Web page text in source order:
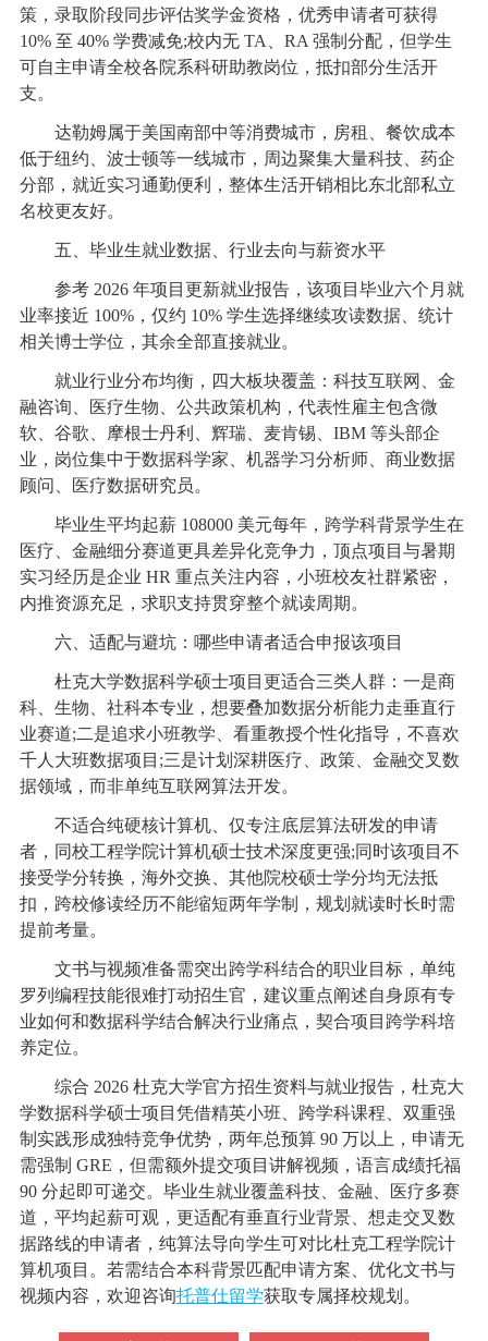
策，录取阶段同步评估奖学金资格，优秀申请者可获得
10% 至 40% 学费减免;校内无 TA、RA 强制分配，但学生
可自主申请全校各院系科研助教岗位，抵扣部分生活开
支。
达勒姆属于美国南部中等消费城市，房租、餐饮成本
低于纽约、波士顿等一线城市，周边聚集大量科技、药企
分部，就近实习通勤便利，整体生活开销相比东北部私立
名校更友好。
五、毕业生就业数据、行业去向与薪资水平
参考 2026 年项目更新就业报告，该项目毕业六个月就
业率接近 100%，仅约 10% 学生选择继续攻读数据、统计
相关博士学位，其余全部直接就业。
就业行业分布均衡，四大板块覆盖：科技互联网、金
融咨询、医疗生物、公共政策机构，代表性雇主包含微
软、谷歌、摩根士丹利、辉瑞、麦肯锡、IBM 等头部企
业，岗位集中于数据科学家、机器学习分析师、商业数据
顾问、医疗数据研究员。
毕业生平均起薪 108000 美元每年，跨学科背景学生在
医疗、金融细分赛道更具差异化竞争力，顶点项目与暑期
实习经历是企业 HR 重点关注内容，小班校友社群紧密，
内推资源充足，求职支持贯穿整个就读周期。
六、适配与避坑：哪些申请者适合申报该项目
杜克大学数据科学硕士项目更适合三类人群：一是商
科、生物、社科本专业，想要叠加数据分析能力走垂直行
业赛道;二是追求小班教学、看重教授个性化指导，不喜欢
千人大班数据项目;三是计划深耕医疗、政策、金融交叉数
据领域，而非单纯互联网算法开发。
不适合纯硬核计算机、仅专注底层算法研发的申请
者，同校工程学院计算机硕士技术深度更强;同时该项目不
接受学分转换，海外交换、其他院校硕士学分均无法抵
扣，跨校修读经历不能缩短两年学制，规划就读时长时需
提前考量。
文书与视频准备需突出跨学科结合的职业目标，单纯
罗列编程技能很难打动招生官，建议重点阐述自身原有专
业如何和数据科学结合解决行业痛点，契合项目跨学科培
养定位。
综合 2026 杜克大学官方招生资料与就业报告，杜克大
学数据科学硕士项目凭借精英小班、跨学科课程、双重强
制实践形成独特竞争优势，两年总预算 90 万以上，申请无
需强制 GRE，但需额外提交项目讲解视频，语言成绩托福
90 分起即可递交。毕业生就业覆盖科技、金融、医疗多赛
道，平均起薪可观，更适配有垂直行业背景、想走交叉数
据路线的申请者，纯算法导向学生可对比杜克工程学院计
算机项目。若需结合本科背景匹配申请方案、优化文书与
视频内容，欢迎咨询托普仕留学获取专属择校规划。